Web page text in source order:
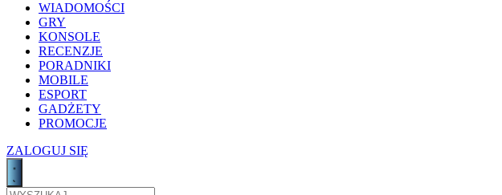
WIADOMOŚCI
GRY
KONSOLE
RECENZJE
PORADNIKI
MOBILE
ESPORT
GADŻETY
PROMOCJE
ZALOGUJ SIĘ